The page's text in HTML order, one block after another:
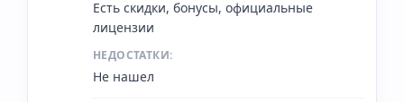
Есть скидки, бонусы, официальные
лицензии
НЕДОСТАТКИ:
Не нашел